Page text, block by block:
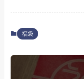
福袋